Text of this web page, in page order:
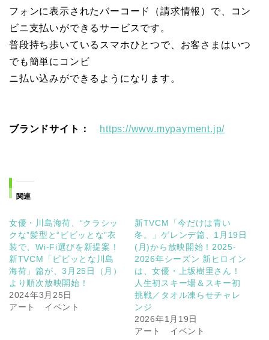
フォンに表示されたバーコード（請求情報）で、コン
ビニ支払いができるサービスです。
普段持ち歩いているスマホひとつで、お客さまはいつ
でも簡単にコンビ
ニ払い込みができるようになります。
ブランドサイト： https://www.mypayment.jp/
関連
女優・川島海荷、“クラシッ
クな”髪型と“ビビッとな”衣
装で、Wi-Fi選びを新提案！
新TVCM「ビビッとな川島
海荷」篇が、3月25日（月）
より順次放映開始！
2024年3月25日
アート イベント
新TVCM「今だけは青い
冬。」ゲレンデ篇、1月19日
(月)から放映開始！2025-
2026年シーズン 新ヒロイン
は、女優・上坂樹里さん！
人生初スキー場＆スキー初
挑戦／タオル凍らせチャレ
ンジ
2026年1月19日
アート イベント